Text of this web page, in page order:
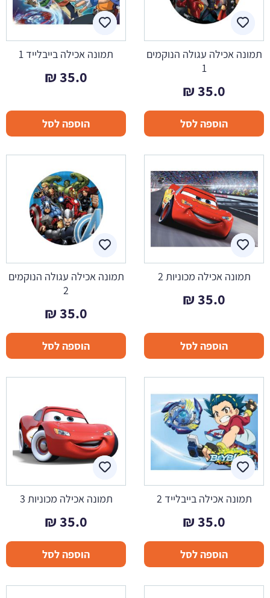
תמונה אכילה עגולה הנוקמים
1
35.0
₪
הוספה לסל
תמונה אכילה בייבלייד 1
35.0
₪
הוספה לסל
תמונה אכילה מכוניות 2
35.0
₪
הוספה לסל
תמונה אכילה עגולה הנוקמים
2
35.0
₪
הוספה לסל
תמונה אכילה בייבלייד 2
35.0
₪
הוספה לסל
תמונה אכילה מכוניות 3
35.0
₪
הוספה לסל